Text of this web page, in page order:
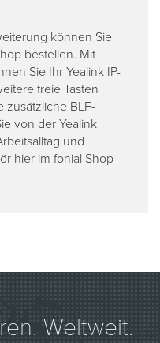
können Sie
bestellen. Mit
Sie Ihr Yealink IP-
freie Tasten
zusätzliche BLF-
von der Yealink
und
hier im fonial Shop
Weltweit.